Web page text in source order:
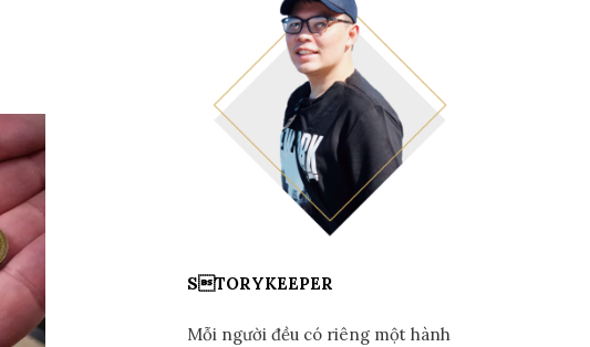
STORYKEEPER
Mỗi người đều có riêng một hành